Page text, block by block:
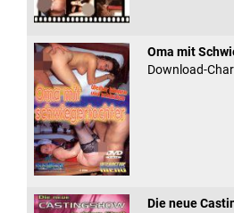
Oma mit
Download-
Die neue